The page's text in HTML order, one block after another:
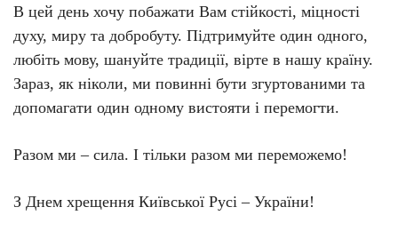
В цей день хочу побажати Вам стійкості, міцності
духу, миру та добробуту. Підтримуйте один одного,
любіть мову, шануйте традиції, вірте в нашу країну.
Зараз, як ніколи, ми повинні бути згуртованими та
допомагати один одному вистояти і перемогти.
Разом ми – сила. І тільки разом ми переможемо!
З Днем хрещення Київської Русі – України!